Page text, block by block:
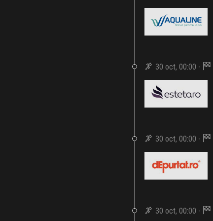
30 oct, 00:00 -
30 oct, 00:00 -
30 oct, 00:00 -